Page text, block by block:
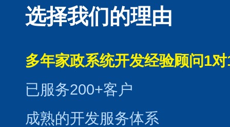
选择我们的理由
多年家政系统开发经验顾问1
已服务200+客户
成熟的开发服务体系